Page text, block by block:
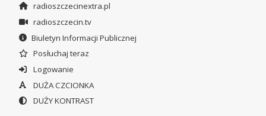
radioszczecinextra.pl
radioszczecin.tv
Biuletyn Informacji Publicznej
Posłuchaj teraz
Logowanie
DUŻA CZCIONKA
DUŻY KONTRAST